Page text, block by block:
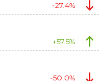
-27.4%
+57.5%
-50.0%